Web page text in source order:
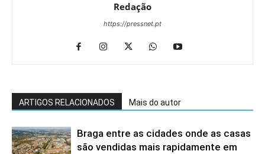
Redação
https://pressnet.pt
ARTIGOS RELACIONADOS Mais do autor
Braga entre as cidades onde as casas
são vendidas mais rapidamente em